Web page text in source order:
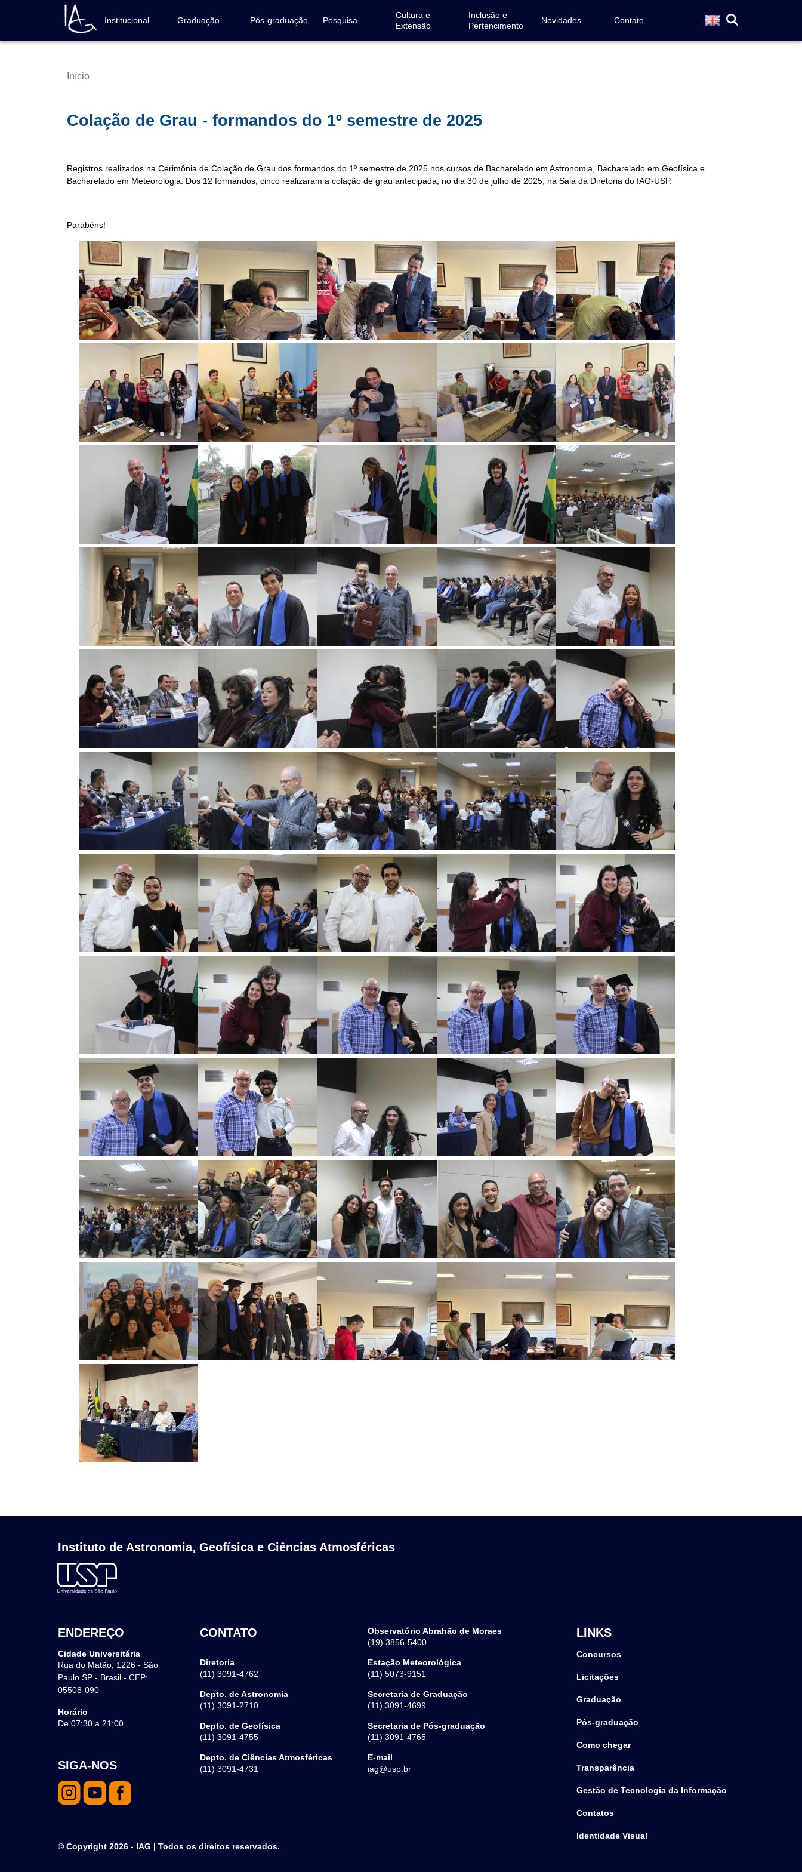
conteúdo
Navegação
principal
Institucional Graduação Pós-graduação Pesquisa
Cultura e
Extensão
Inclusão e
Pertencimento
Novidades Contato
Trilha
Início
Colação de Grau - formandos do 1º semestre de 2025
Registros realizados na Cerimônia de Colação de Grau dos formandos do 1º semestre de 2025 nos cursos de Bacharelado em Astronomia, Bacharelado em Geofísica e
Bacharelado em Meteorologia. Dos 12 formandos, cinco realizaram a colação de grau antecipada, no dia 30 de julho de 2025, na Sala da Diretoria do IAG-USP.
Parabéns!
Instituto de Astronomia, Geofísica e Ciências Atmosféricas
ENDEREÇO
Cidade Universitária
Rua do Matão, 1226 - São
Paulo SP - Brasil - CEP:
05508-090
Horário
De 07:30 a 21:00
CONTATO
Diretoria
(11) 3091-4762
Depto. de Astronomia
(11) 3091-2710
Depto. de Geofísica
(11) 3091-4755
Depto. de Ciências Atmosféricas
(11) 3091-4731
Observatório Abrahão de Moraes
(19) 3856-5400
Estação Meteorológica
(11) 5073-9151
Secretaria de Graduação
(11) 3091-4699
Secretaria de Pós-graduação
(11) 3091-4765
E-mail
iag@usp.br
LINKS
Concursos
Licitações
Graduação
Pós-graduação
Como chegar
Transparência
Gestão de Tecnologia da Informação
Contatos
Identidade Visual
SIGA-NOS
© Copyright 2026 - IAG | Todos os direitos reservados.